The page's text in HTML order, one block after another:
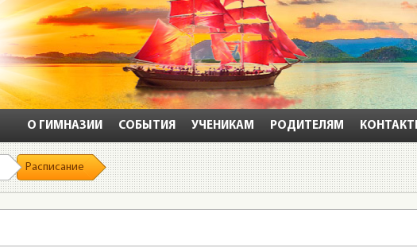
О ГИМНАЗИИ СОБЫТИЯ УЧЕНИКАМ РОДИТЕЛЯМ
Расписание